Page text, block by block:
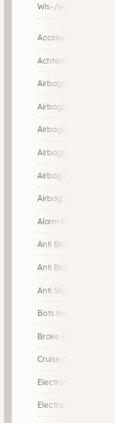
Wis-/was installatie
Accident Avoidance
Achteropkomend
Airbag(s) hoofd
Airbag(s) hoofd voor
Airbag(s) knie
Airbag(s) side voor
Airbag bestuurder
Airbag passagier
Alarm klasse 3
Anti Blokkeer
Anti Blokkeer
Anti Slip Control
Bots herkenning en
Brake Assist System
Cruise control
Electronic Brake
Electronic Stability